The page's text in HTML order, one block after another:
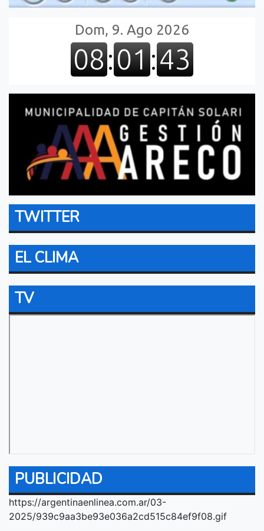
TWITTER
EL CLIMA
TV
PUBLICIDAD
https://argentinaenlinea.com.ar/03-
2025/939c9aa3be93e036a2cd515c84ef9f08.gif